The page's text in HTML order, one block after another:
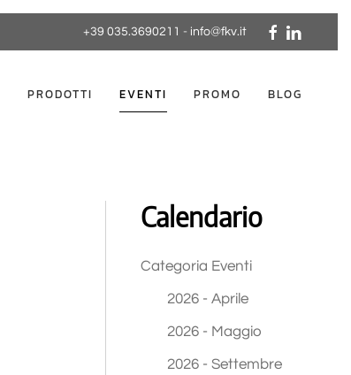
+39 035.3690211 - info@fkv.it
PRODOTTI EVENTI PROMO BLOG
Calendario
Categoria Eventi
2026 - Aprile
2026 - Maggio
2026 - Settembre